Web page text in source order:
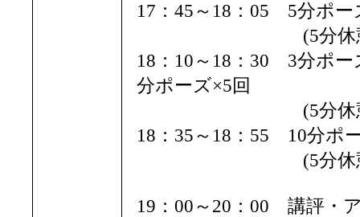
17：45～18：05 5分ポー
(5分休
18：10～18：30 3分ポー
分ポーズ×5回
(5分休
18：35～18：55 10分ポ
(5分休
19：00～20：00 講評・